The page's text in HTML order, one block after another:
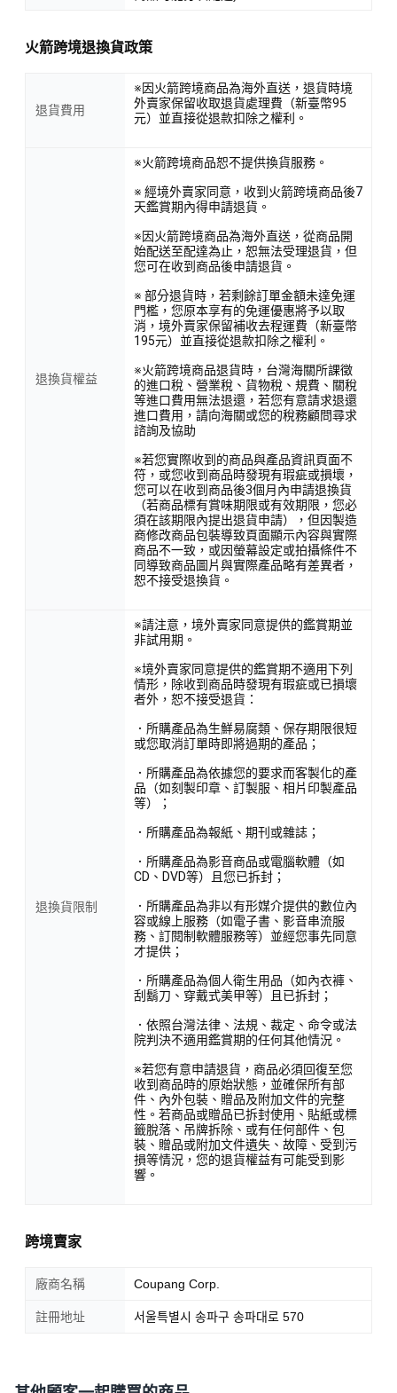
火箭跨境退換貨政策
退貨費用
※因火箭跨境商品為海外直送，退貨時境
外賣家保留收取退貨處理費（新臺幣95
元）並直接從退款扣除之權利。
退換貨權益
※火箭跨境商品恕不提供換貨服務。
※ 經境外賣家同意，收到火箭跨境商品後7
天鑑賞期內得申請退貨。
※因火箭跨境商品為海外直送，從商品開
始配送至配達為止，恕無法受理退貨，但
您可在收到商品後申請退貨。
※ 部分退貨時，若剩餘訂單金額未達免運
門檻，您原本享有的免運優惠將予以取
消，境外賣家保留補收去程運費（新臺幣
195元）並直接從退款扣除之權利。
※火箭跨境商品退貨時，台灣海關所課徵
的進口稅、營業稅、貨物稅、規費、關稅
等進口費用無法退還，若您有意請求退還
進口費用，請向海關或您的稅務顧問尋求
諮詢及協助
※若您實際收到的商品與產品資訊頁面不
符，或您收到商品時發現有瑕疵或損壞，
您可以在收到商品後3個月內申請退換貨
（若商品標有賞味期限或有效期限，您必
須在該期限內提出退貨申請），但因製造
商修改商品包裝導致頁面顯示內容與實際
商品不一致，或因螢幕設定或拍攝條件不
同導致商品圖片與實際產品略有差異者，
恕不接受退換貨。
退換貨限制
※請注意，境外賣家同意提供的鑑賞期並
非試用期。
※境外賣家同意提供的鑑賞期不適用下列
情形，除收到商品時發現有瑕疵或已損壞
者外，恕不接受退貨：
．所購產品為生鮮易腐類、保存期限很短
或您取消訂單時即將過期的產品；
．所購產品為依據您的要求而客製化的產
品（如刻製印章、訂製服、相片印製產品
等）；
．所購產品為報紙、期刊或雜誌；
．所購產品為影音商品或電腦軟體（如
CD、DVD等）且您已拆封；
．所購產品為非以有形媒介提供的數位內
容或線上服務（如電子書、影音串流服
務、訂閱制軟體服務等）並經您事先同意
才提供；
．所購產品為個人衛生用品（如內衣褲、
刮鬍刀、穿戴式美甲等）且已拆封；
．依照台灣法律、法規、裁定、命令或法
院判決不適用鑑賞期的任何其他情況。
※若您有意申請退貨，商品必須回復至您
收到商品時的原始狀態，並確保所有部
件、內外包裝、贈品及附加文件的完整
性。若商品或贈品已拆封使用、貼紙或標
籤脫落、吊牌拆除、或有任何部件、包
裝、贈品或附加文件遺失、故障、受到污
損等情況，您的退貨權益有可能受到影
響。
跨境賣家
廠商名稱 Coupang Corp.
註冊地址 서울특별시 송파구 송파대로 570